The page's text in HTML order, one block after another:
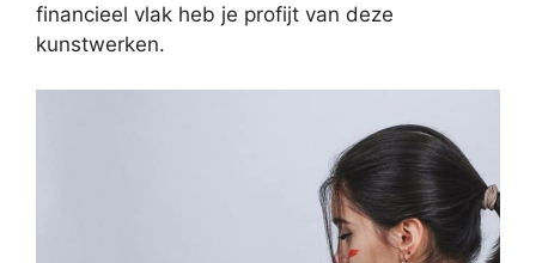
financieel vlak heb je profijt van deze
kunstwerken.